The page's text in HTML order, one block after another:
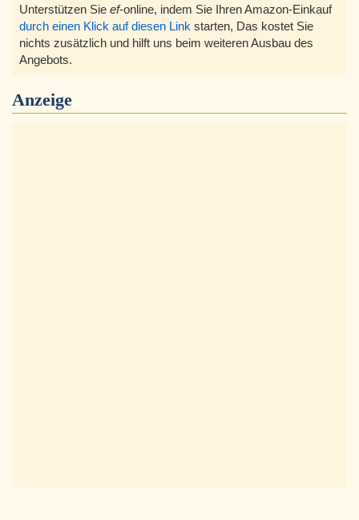
Unterstützen Sie ef-online, indem Sie Ihren Amazon-Einkauf
durch einen Klick auf diesen Link starten, Das kostet Sie
nichts zusätzlich und hilft uns beim weiteren Ausbau des
Angebots.
Anzeige